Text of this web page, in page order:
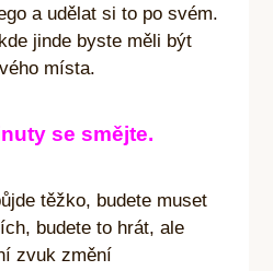
a udělat si to po svém.
jinde byste měli být
místa.
se smějte.
těžko, budete muset
budete to hrát, ale
zvuk změní